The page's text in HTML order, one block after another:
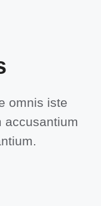
omnis iste
accusantium